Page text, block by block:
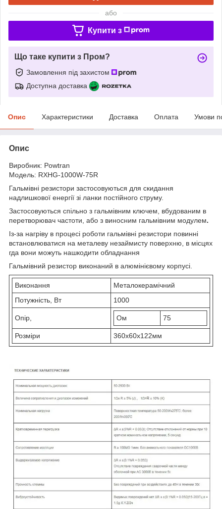
або
Купити з
Що таке купити з Пром?
Замовлення під захистом
Доступна доставка
Опис Характеристики Доставка Оплата Умови
Опис
Виробник: Powtran
Модель: RXHG-1000W-75R
Гальмівні резистори застосовуються для скидання
надлишкової енергії зі ланки постійного струму.
Застосовуються спільно з гальмівним ключем, вбудованим в
перетворювач частоти, або з виносним гальмівним модулем.
Із-за нагріву в процесі роботи гальмівні резистори повинні
встановлюватися на металеву незаймисту поверхню, в місцях
гда вони можуть нашкодити обладнання
Гальмівний резистор виконаний в алюмінієвому корпусі.
Виконання
Металокерамічний
Потужність, Вт
1000
Опір, Ом 75
Розміри 360х60х122мм